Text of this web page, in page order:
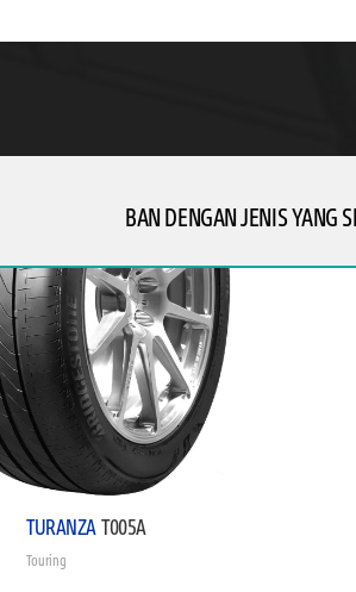
BAN DENGAN JENIS YANG
TURANZAT005A
Touring